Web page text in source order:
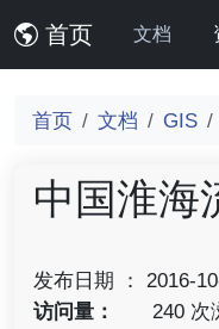
首页 文档
首页 文档 GIS
中国淮海
发布日期 ： 2016-
访问量：
240 次